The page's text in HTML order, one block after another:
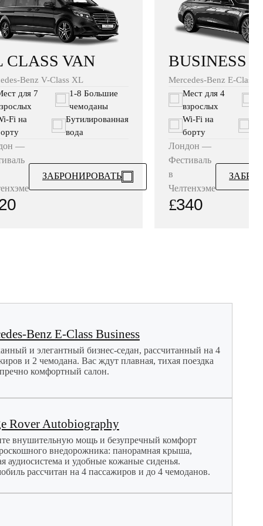
CLASS VAN
Benz V-Class XL
для 7
1-8 Большие
чемоданы
на
Бутилированная
вода
—
ЗАБРОНИРОВАТЬ
BUSINESS
Mercedes-Benz E-Class
Мест для 4
взрослых
Wi‑Fi на
борту
Лондон —
Фестиваль
в
Челтенхэме
£340
Benz E-Class Business
и элегантный бизнес-седан, рассчитанный на 4
и 2 чемодана. Вас ждут плавная, тихая поездка
комфортный салон.
Rover Autobiography
внушительную мощь и безупречный комфорт
внедорожника: панорамная крыша,
аудиосистема и удобные кожаные сиденья.
рассчитан на 4 пассажиров и до 4 чемоданов.